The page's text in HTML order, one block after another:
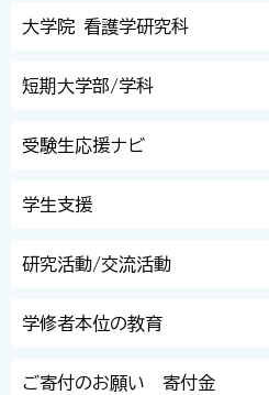
大学院 看護学研究科
短期大学部/学科
受験生応援ナビ
学生支援
研究活動/交流活動
学修者本位の教育
ご寄付のお願い 寄付金